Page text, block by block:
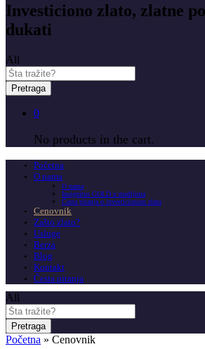
Investiciono zlato, zlatne
dukati
All
Pretraga
0
No products in the cart.
Početna
O nama
O nama
Insignitus GOLD u medijima
Česta pitanja o investicionom zlatu
Cenovnik
Zašto zlato?
Usluge
Berza
Blog
Kontakt
Česta pitanja
All
Pretraga
Početna » Cenovnik